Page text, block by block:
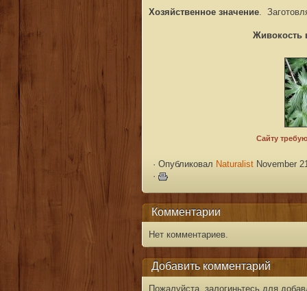
Хозяйственное значение.
Живокость
· Опубликовал Naturalist November
·
Комментарии
Нет комментариев.
Добавить комментарий
Пожалуйста, залогиньтесь для